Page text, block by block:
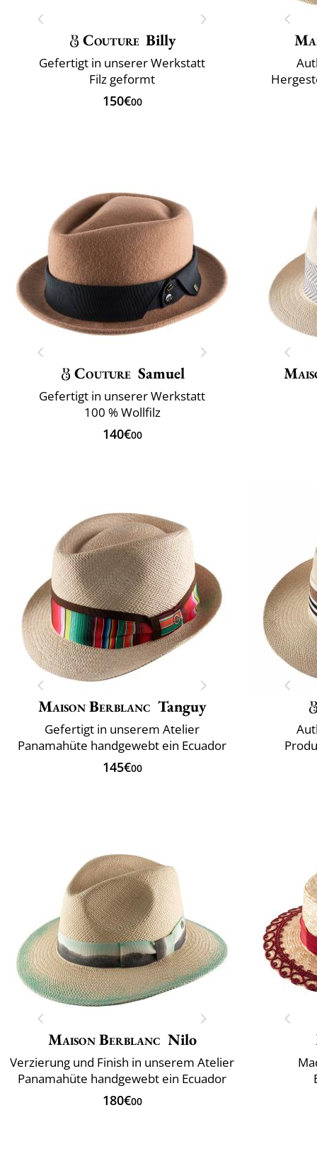
Couture Billy
Gefertigt in unserer Werkstatt
Filz geformt
150€00
Couture Samuel
Gefertigt in unserer Werkstatt
100 % Wollfilz
140€00
Maison Berblanc Tanguy
Gefertigt in unserem Atelier
Panamahüte handgewebt ein Ecuador
145€00
Maison Berblanc Nilo
Verzierung und Finish in unserem Atelier
Panamahüte handgewebt ein Ecuador
180€00